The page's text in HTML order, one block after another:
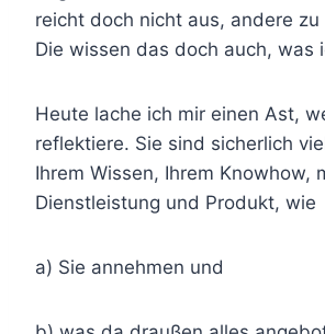
reicht doch nicht aus, andere
Die wissen das doch auch, was
Heute lache ich mir einen Ast,
reflektiere. Sie sind sicherlich
Ihrem Wissen, Ihrem Knowhow,
Dienstleistung und Produkt, wie
a) Sie annehmen und